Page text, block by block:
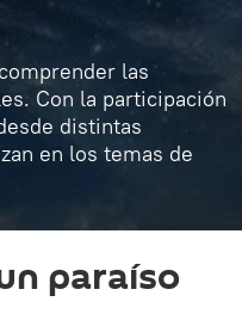
las
Con la participación
distintas
en los temas de
paraíso